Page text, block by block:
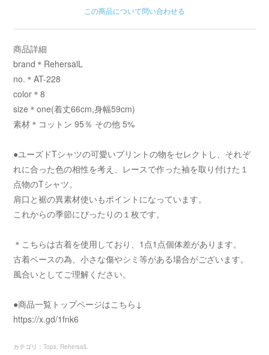
この商品について問い合わせる
商品詳細
brand＊RehersalL
no.＊AT-228
color＊8
size＊one(着丈66cm,身幅59cm)
素材＊コットン 95％ その他 5%
●ユーズドTシャツの可愛いプリントの物をセレクトし、それぞ
れに合った色の相性を考え、レースで作った袖を取り付けた１
点物のTシャツ。
肩口と裾の異素材使いもポイントになっています。
これからの季節にぴったりの１枚です。
＊こちらは古着を使用しており、1点1点個体差があります。
古着ベースの為、小さな傷やシミ等がある場合がございます。
風合いとしてご理解ください。
●商品一覧トップページはこちら↓
https://x.gd/1fnk6
カテゴリ ：Tops RehersalL